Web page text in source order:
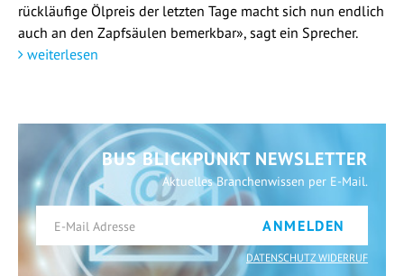
rückläufige Ölpreis der letzten Tage macht sich nun endlich
auch an den Zapfsäulen bemerkbar», sagt ein Sprecher.
weiterlesen
BUS BLICKPUNKT NEWSLETTER
Aktuelles Branchenwissen per E-Mail.
ANMELDEN
DATENSCHUTZ WIDERRUF